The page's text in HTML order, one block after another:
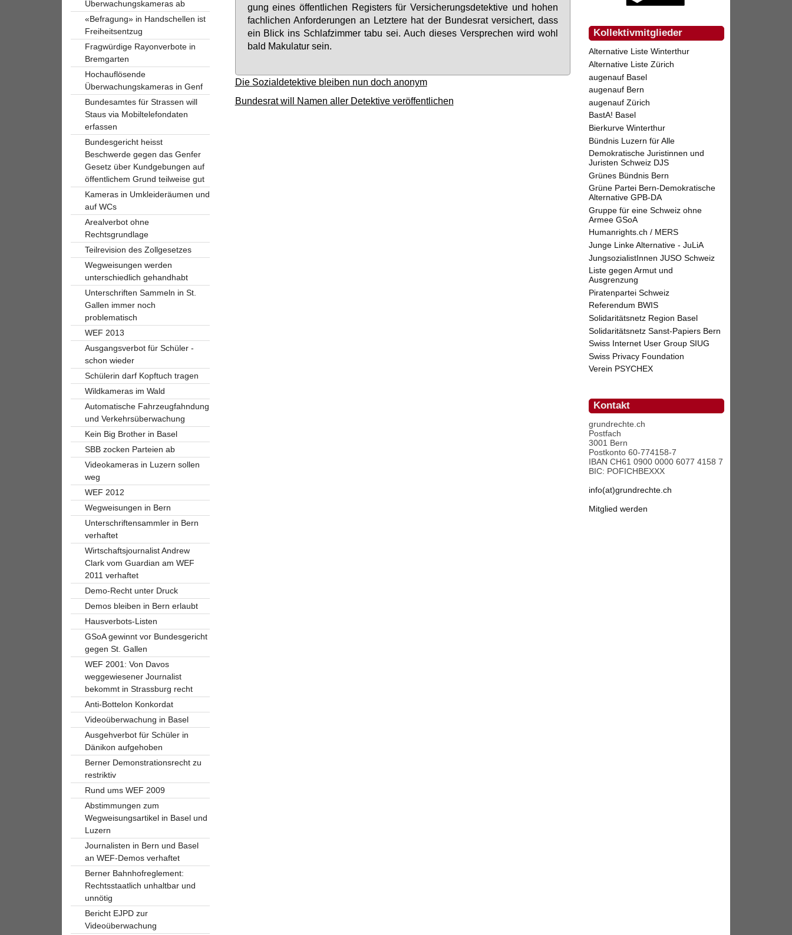
gung ei­nes öf­fent­li­chen Re­gis­ters für Ver­si­che­rungs­de­tek­ti­ve und ho­hen
fach­li­chen An­for­de­run­gen an Letz­te­re hat der Bun­des­rat ver­si­chert, dass
ein Blick ins Schlaf­zim­mer ta­bu sei. Auch die­ses Ver­spre­chen wird wohl
bald Ma­ku­la­tur sein.
Die Sozialdetektive bleiben nun doch anonym
Bundesrat will Namen aller Detektive veröffentlichen
Kollektivmitglieder
Alternative Liste Winterthur
Alternative Liste Zürich
augenauf Basel
augenauf Bern
augenauf Zürich
BastA! Basel
Bierkurve Winterthur
Bündnis Luzern für Alle
Demokratische Juristinnen und
Juristen Schweiz DJS
Grünes Bündnis Bern
Grüne Partei Bern-Demokratische
Alternative GPB-DA
Gruppe für eine Schweiz ohne
Armee GSoA
Humanrights.ch / MERS
Junge Linke Alternative - JuLiA
JungsozialistInnen JUSO Schweiz
Liste gegen Armut und
Ausgrenzung
Piratenpartei Schweiz
Referendum BWIS
Solidaritätsnetz Region Basel
Solidaritätsnetz Sanst-Papiers Bern
Swiss Internet User Group SIUG
Swiss Privacy Foundation
Verein PSYCHEX
Kontakt
grundrechte.ch
Postfach
3001 Bern
Postkonto 60-774158-7
IBAN CH61 0900 0000 6077 4158 7
BIC: POFICHBEXXX
info(at)grundrechte.ch
Mitglied werden
Überwachungskameras ab
«Befragung» in Handschellen ist
Freiheitsentzug
Fragwürdige Rayonverbote in
Bremgarten
Hochauflösende
Überwachungskameras in Genf
Bundesamtes für Strassen will
Staus via Mobiltelefondaten
erfassen
Bundesgericht heisst
Beschwerde gegen das Genfer
Gesetz über Kundgebungen auf
öffentlichem Grund teilweise gut
Kameras in Umkleideräumen und
auf WCs
Arealverbot ohne
Rechtsgrundlage
Teilrevision des Zollgesetzes
Wegweisungen werden
unterschiedlich gehandhabt
Unterschriften Sammeln in St.
Gallen immer noch
problematisch
WEF 2013
Ausgangsverbot für Schüler -
schon wieder
Schülerin darf Kopftuch tragen
Wildkameras im Wald
Automatische Fahrzeugfahndung
und Verkehrsüberwachung
Kein Big Brother in Basel
SBB zocken Parteien ab
Videokameras in Luzern sollen
weg
WEF 2012
Wegweisungen in Bern
Unterschriftensammler in Bern
verhaftet
Wirtschaftsjournalist Andrew
Clark vom Guardian am WEF
2011 verhaftet
Demo-Recht unter Druck
Demos bleiben in Bern erlaubt
Hausverbots-Listen
GSoA gewinnt vor Bundesgericht
gegen St. Gallen
WEF 2001: Von Davos
weggewiesener Journalist
bekommt in Strassburg recht
Anti-Bottelon Konkordat
Videoüberwachung in Basel
Ausgehverbot für Schüler in
Dänikon aufgehoben
Berner Demonstrationsrecht zu
restriktiv
Rund ums WEF 2009
Abstimmungen zum
Wegweisungsartikel in Basel und
Luzern
Journalisten in Bern und Basel
an WEF-Demos verhaftet
Berner Bahnhofreglement:
Rechtsstaatlich unhaltbar und
unnötig
Bericht EJPD zur
Videoüberwachung